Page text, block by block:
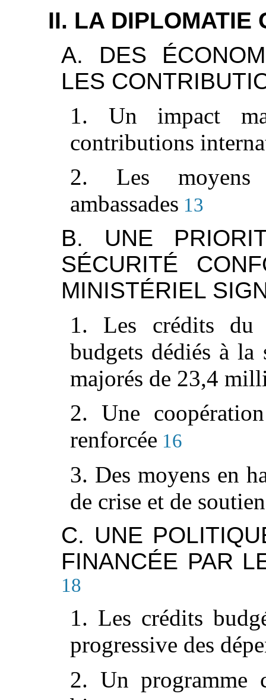
II. LA DIPLOMATIE
A. DES
LES
1. Un impact
contributions
2. Les moyens
ambassades 13
B. UNE
SÉCURITÉ
MINISTÉRIEL
1. Les crédits du
budgets dédiés à la
majorés de 23,4
2. Une
renforcée 16
3. Des moyens en
de crise et de
C. UNE
FINANCÉE PAR
18
1. Les crédits
progressive des
2. Un programme